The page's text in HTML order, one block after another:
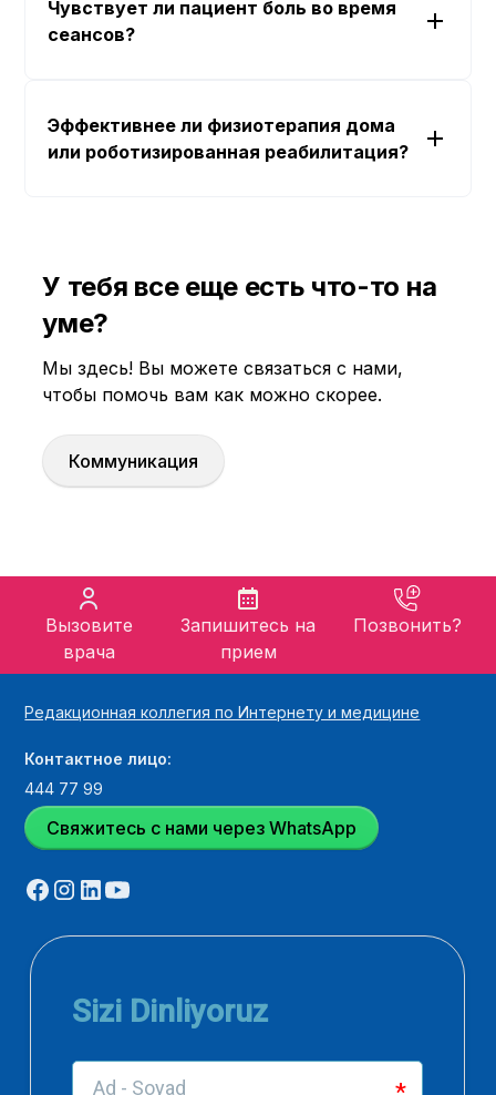
Чувствует ли пациент боль во время
сеансов?
Эффективнее ли физиотерапия дома
или роботизированная реабилитация?
У тебя все еще есть что-то на
уме?
Мы здесь! Вы можете связаться с нами,
чтобы помочь вам как можно скорее.
Коммуникация
Вызовите
врача
Запишитесь на
прием
Позвонить?
Редакционная коллегия по Интернету и медицине
Контактное лицо:
444 77 99
Свяжитесь с нами через WhatsApp